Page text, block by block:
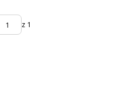
z 1